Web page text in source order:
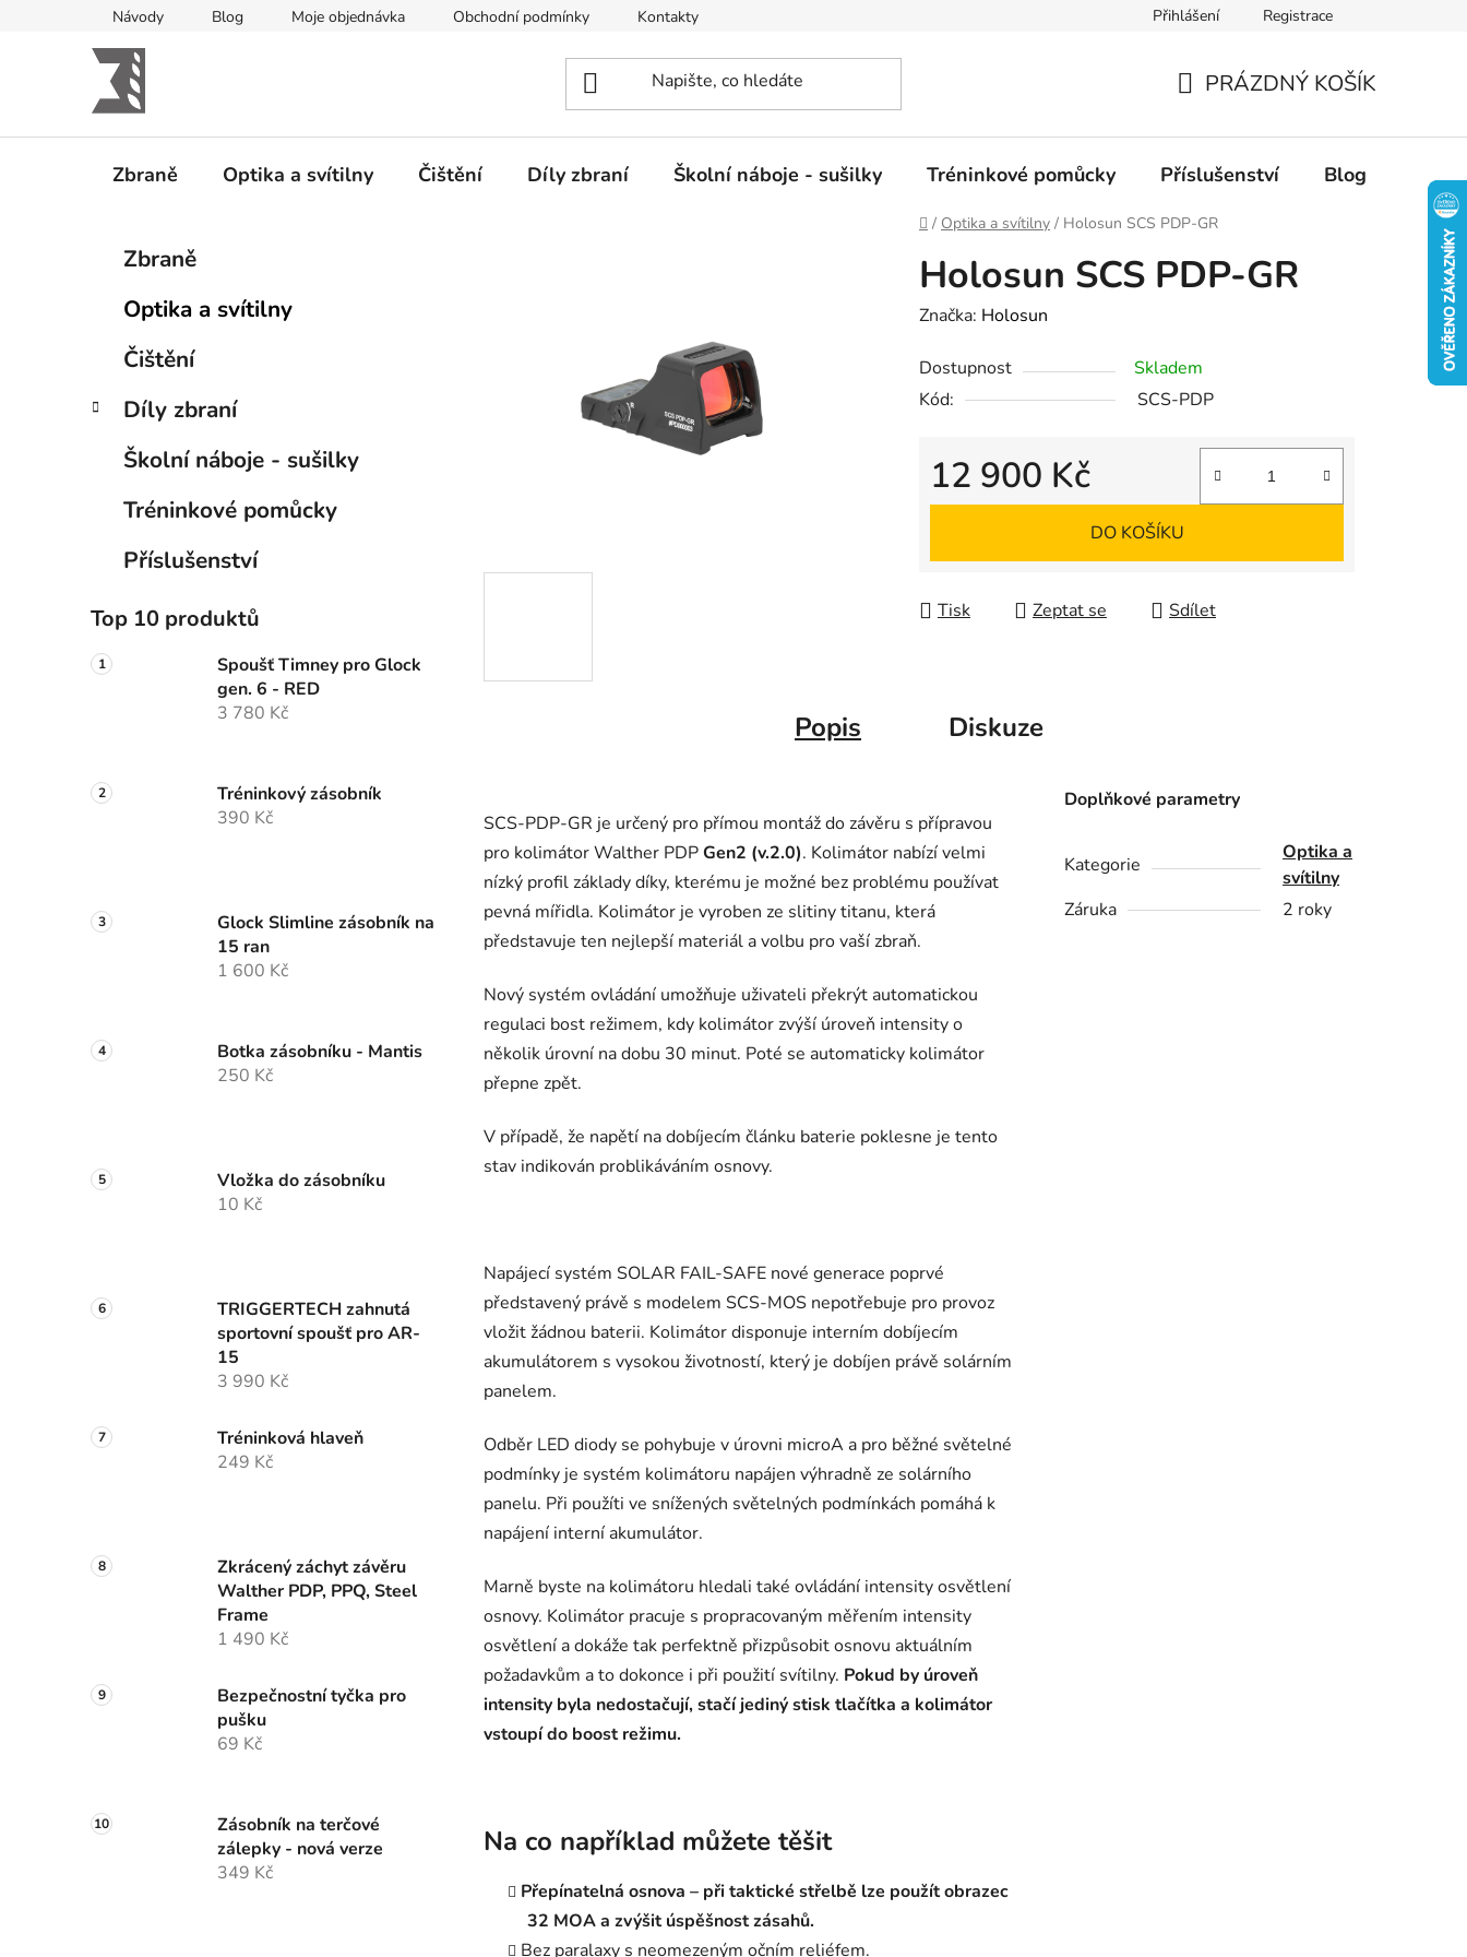
Návody Blog Moje objednávka Obchodní podmínky Kontakty Přihlášení Registrace
KOŠÍK
PRÁZDNÝ KOŠÍK
Zbraně Optika a svítilny Čištění Díly zbraní Školní náboje - sušilky Tréninkové pomůcky Příslušenství Blog
Domů
/ Optika a svítilny / Holosun SCS PDP-GR
n
l
Přeskočit
kategorie
i
Zbraně
Optika a svítilny
Čištění
Díly zbraní
Školní náboje - sušilky
Tréninkové pomůcky
Příslušenství
Top 10 produktů
Spoušť Timney pro Glock
gen. 6 - RED
3 780 Kč
Tréninkový zásobník
390 Kč
Glock Slimline zásobník na
15 ran
1 600 Kč
Botka zásobníku - Mantis
250 Kč
Vložka do zásobníku
10 Kč
TRIGGERTECH zahnutá
sportovní spoušť pro AR-
15
3 990 Kč
Tréninková hlaveň
249 Kč
Zkrácený záchyt závěru
Walther PDP, PPQ, Steel
Frame
1 490 Kč
Bezpečnostní tyčka pro
pušku
69 Kč
Zásobník na terčové
zálepky - nová verze
349 Kč
Holosun SCS PDP-GR
Značka: Holosun
Dostupnost
Skladem
Kód:
SCS-PDP
12 900 Kč
Měrná cena:
DO KOŠÍKU
Tisk Zeptat se Sdílet
Popis Diskuze
SCS-PDP-GR je určený pro přímou montáž do závěru s přípravou
pro kolimátor Walther PDPGen2 (v.2.0). Kolimátor nabízí velmi
nízký profil základy díky, kterému je možné bez problému používat
pevná mířidla. Kolimátor je vyroben ze slitiny titanu, která
představuje ten nejlepší materiál a volbu pro vaší zbraň.
Nový systém ovládání umožňuje uživateli překrýt automatickou
regulaci bost režimem, kdy kolimátor zvýší úroveň intensity o
několik úrovní na dobu 30 minut. Poté se automaticky kolimátor
přepne zpět.
V případě, že napětí na dobíjecím článku baterie poklesne je tento
stav indikován problikáváním osnovy.
Napájecí systém SOLAR FAIL-SAFE nové generace poprvé
představený právě s modelem SCS-MOS nepotřebuje pro provoz
vložit žádnou baterii. Kolimátor disponuje interním dobíjecím
akumulátorem s vysokou životností, který je dobíjen právě solárním
panelem.
Odběr LED diody se pohybuje v úrovni microA a pro běžné světelné
podmínky je systém kolimátoru napájen výhradně ze solárního
panelu. Při použíti ve snížených světelných podmínkách pomáhá k
napájení interní akumulátor.
Marně byste na kolimátoru hledali také ovládání intensity osvětlení
osnovy. Kolimátor pracuje s propracovaným měřením intensity
osvětlení a dokáže tak perfektně přizpůsobit osnovu aktuálním
požadavkům a to dokonce i při použití svítilny. Pokud by úroveň
intensity byla nedostačují, stačí jediný stisk tlačítka a kolimátor
vstoupí do boost režimu.
Na co například můžete těšit
Přepínatelná osnova – při taktické střelbě lze použít obrazec
32 MOA a zvýšit úspěšnost zásahů.
Bez paralaxy s neomezeným očním reliéfem.
Doplňkové parametry
Kategorie
Optika a
svítilny
Záruka
2 roky